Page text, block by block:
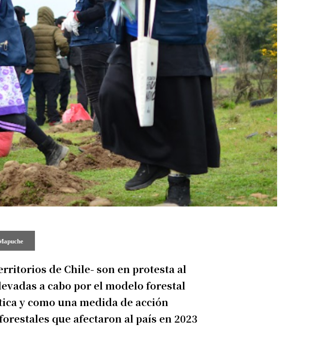
de Chile- son en protesta al
a cabo por el modelo forestal
y como una medida de acción
que afectaron al país en 2023